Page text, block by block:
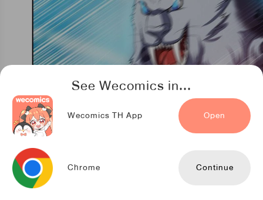
See Wecomics in...
Wecomics TH App Open
Chrome Continue